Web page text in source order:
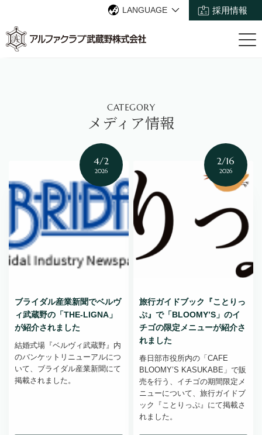
LANGUAGE 採用情報
CATEGORY
メディア情報
4/2
2026
ブライダル産業新聞でベルヴ
ィ武蔵野の「THE-LIGNA」
が紹介されました
結婚式場『ベルヴィ武蔵野』内
のバンケットリニューアルにつ
いて、ブライダル産業新聞にて
掲載されました。
2/16
2026
旅行ガイドブック『ことりっ
ぷ』で「BLOOMY’S」のイ
チゴの限定メニューが紹介さ
れました
春日部市役所内の「CAFE
BLOOMY’S KASUKABE」で販
売を行う、イチゴの期間限定メ
ニューについて、旅行ガイドブ
ック『ことりっぷ』にて掲載さ
れました。